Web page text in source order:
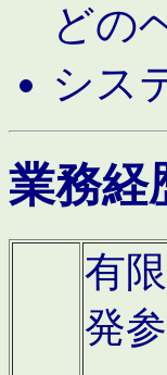
どの
シス
業務経
有
発